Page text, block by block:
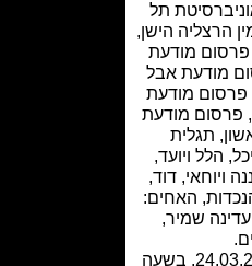
תל
הישן,
אבל
מודעת
דוד,
ההלוויה תתקיים ביום ו' ה- 24.03.23, בשעה